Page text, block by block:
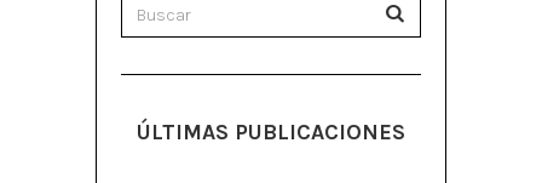
ÚLTIMAS PUBLICACIONES